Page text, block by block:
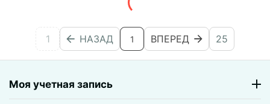
1 НАЗАД 1 ВПЕРЕД 25
Моя учетная запись